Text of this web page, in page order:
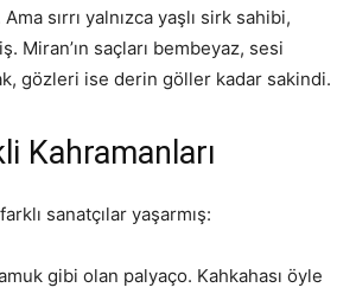
sırrı yalnızca yaşlı sirk sahibi,
Miran’ın saçları bembeyaz, sesi
gözleri ise derin göller kadar sakindi.
Kahramanları
sanatçılar yaşarmış:
gibi olan palyaço. Kahkahası öyle